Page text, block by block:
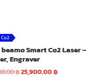
Smart Co2 Laser –
Engraver
฿Original
25,900.00฿Current